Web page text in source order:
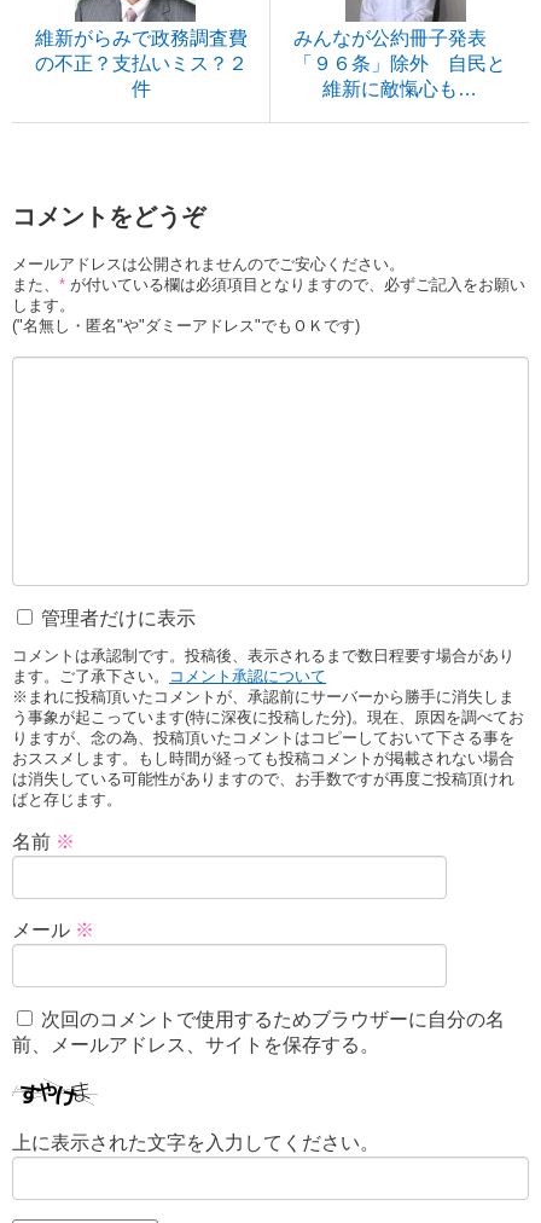
維新がらみで政務調査費
の不正？支払いミス？２
件
みんなが公約冊子発表
「９６条」除外 自民と
維新に敵愾心も…
コメントをどうぞ
メールアドレスは公開されませんのでご安心ください。
また、 * が付いている欄は必須項目となりますので、必ずご記入をお願い
します。
("名無し・匿名"や"ダミーアドレス"でもＯＫです)
管理者だけに表示
コメントは承認制です。投稿後、表示されるまで数日程要す場合があり
ます。ご了承下さい。
コメント承認について
※まれに投稿頂いたコメントが、承認前にサーバーから勝手に消失しま
う事象が起こっています(特に深夜に投稿した分)。現在、原因を調べてお
りますが、念の為、投稿頂いたコメントはコピーしておいて下さる事を
おススメします。もし時間が経っても投稿コメントが掲載されない場合
は消失している可能性がありますので、お手数ですが再度ご投稿頂けれ
ばと存じます。
名前 ※
メール ※
次回のコメントで使用するためブラウザーに自分の名
前、メールアドレス、サイトを保存する。
上に表示された文字を入力してください。